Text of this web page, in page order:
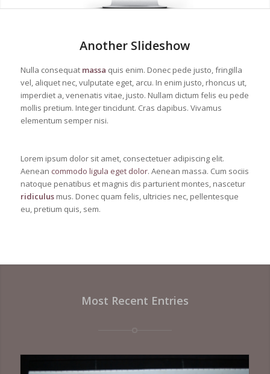
Another Slideshow
Nulla consequat massa quis enim. Donec pede justo, fringilla
vel, aliquet nec, vulputate eget, arcu. In enim justo, rhoncus ut,
imperdiet a, venenatis vitae, justo. Nullam dictum felis eu pede
mollis pretium. Integer tincidunt. Cras dapibus. Vivamus
elementum semper nisi.
Lorem ipsum dolor sit amet, consectetuer adipiscing elit.
Aenean commodo ligula eget dolor. Aenean massa. Cum sociis
natoque penatibus et magnis dis parturient montes, nascetur
ridiculusmus. Donec quam felis, ultricies nec, pellentesque
eu, pretium quis, sem.
Most Recent Entries